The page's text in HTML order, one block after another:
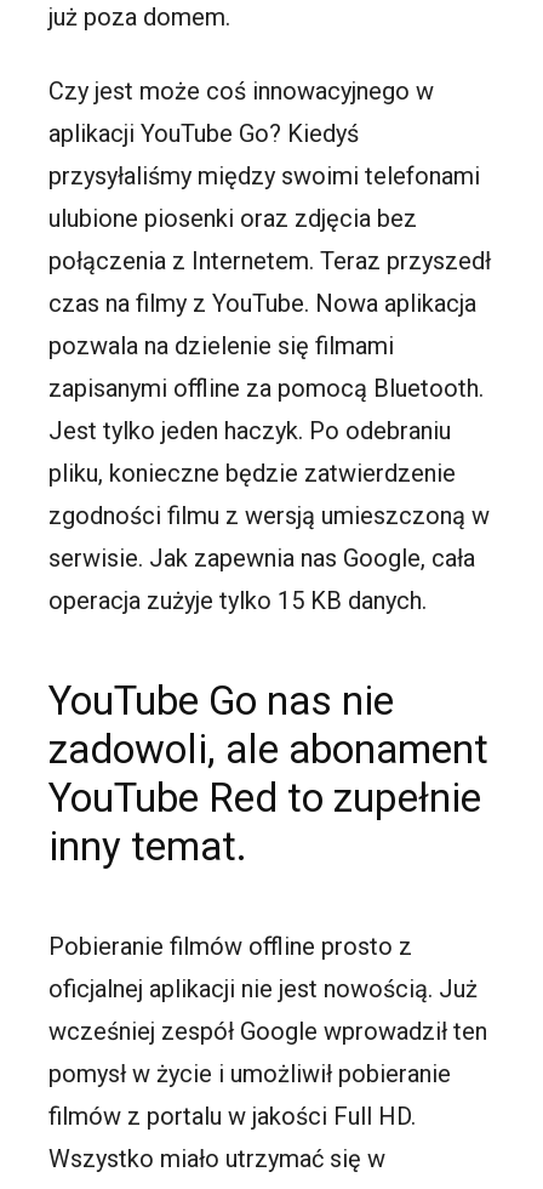
już poza domem.
Czy jest może coś innowacyjnego w
aplikacji YouTube Go? Kiedyś
przysyłaliśmy między swoimi telefonami
ulubione piosenki oraz zdjęcia bez
połączenia z Internetem. Teraz przyszedł
czas na filmy z YouTube. Nowa aplikacja
pozwala na dzielenie się filmami
zapisanymi offline za pomocą Bluetooth.
Jest tylko jeden haczyk. Po odebraniu
pliku, konieczne będzie zatwierdzenie
zgodności filmu z wersją umieszczoną w
serwisie. Jak zapewnia nas Google, cała
operacja zużyje tylko 15 KB danych.
YouTube Go nas nie
zadowoli, ale abonament
YouTube Red to zupełnie
inny temat.
Pobieranie filmów offline prosto z
oficjalnej aplikacji nie jest nowością. Już
wcześniej zespół Google wprowadził ten
pomysł w życie i umożliwił pobieranie
filmów z portalu w jakości Full HD.
Wszystko miało utrzymać się w